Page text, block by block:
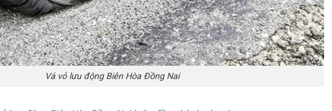
Vá vỏ lưu động Biên Hòa Đồng Nai